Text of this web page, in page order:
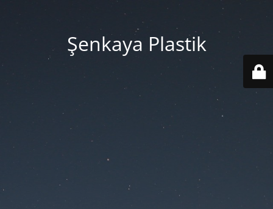
Şenkaya Plastik